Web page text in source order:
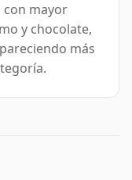
con mayor
y chocolate,
más